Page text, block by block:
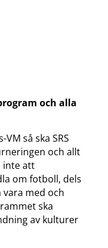
och alla
så ska SRS
och allt
inte att
om fotboll, dels
med och
ska
av kulturer